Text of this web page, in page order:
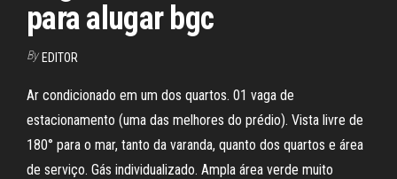
para alugar bgc
By EDITOR
Ar condicionado em um dos quartos. 01 vaga de
estacionamento (uma das melhores do prédio). Vista livre de
180° para o mar, tanto da varanda, quanto dos quartos e área
de serviço. Gás individualizado. Ampla área verde muito